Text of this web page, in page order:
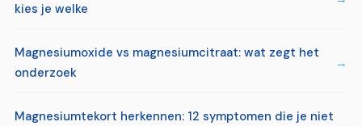
kies je welke
Magnesiumoxide vs magnesiumcitraat: wat zegt het
onderzoek
Magnesiumtekort herkennen: 12 symptomen die je niet